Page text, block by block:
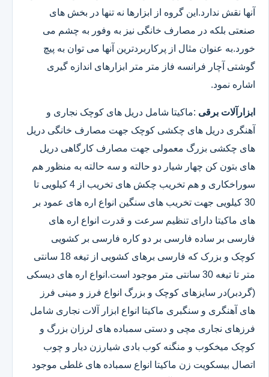
آنها نقش ندارد.این گروه از ابزارها نه تنها در بخش های
صنعتی بلکه در مصارف خانگی نیز به وفور به چشم می
خورد.به عنوان مثال از پرکاربردترین آنها می توان به پیچ
گوشتی آچار فرانسه فاز متر متر ابزارهای اندازه گیری
اشاره نمود.
ابزارآلات برقی :ماکیتا شامل دریل های کوچک نجاری و
آهنگری دریل های چکشی کوچک جهت مصارف خانگی دریل
های چکشی بزرگ معمولی جهت مصارف کارگاهی دریل
های بتون کن چهار شیار دو حالته و سه حالته به منظور هم
سوراخکاری و هم تخریب چکش های تخریب از 4 کیلویی تا
30 کیلویی جهت تخریب های سنگین انواع اره های عمود بر
های ماکیتا دارای تنظیم سرعت و قدرت انواع اره های
فارسی بر ساده فارسی بر دو کاره فارسی بر کشویی
کوچک و بزرک که فارسی برهای کشویی از تیغه 18 سانتی
متر تا تیغه 30 سانتی متر موجود است.انواع اره های دیسکی
(گردبر)در سایزهای کوچک و بزرگ انواع فرز و مینی فرز
های آهنگری و سنگبری ماکیتا انواع ابزار آلات نجاری شامل
فرزهای نجاری مچی و دستی سمباده های لرزان بزرگ و
کوچک میخکوب و منگنه کوب بادی شیارزن دیار و چوب
اتصال بیسکویت زن ماکیتا انواع سمباده های غلطی موجود